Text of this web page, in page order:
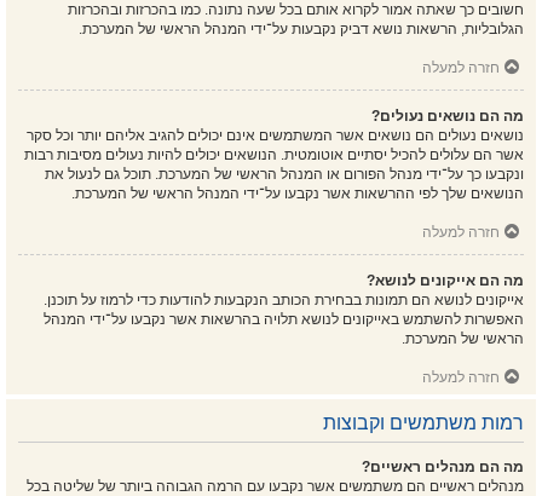
חשובים כך שאתה אמור לקרוא אותם בכל שעה נתונה. כמו בהכרזות ובהכרזות
הגלובליות, הרשאות נושא דביק נקבעות על־ידי המנהל הראשי של המערכת.
חזרה למעלה
מה הם נושאים נעולים?
נושאים נעולים הם נושאים אשר המשתמשים אינם יכולים להגיב אליהם יותר וכל סקר
אשר הם עלולים להכיל יסתיים אוטומטית. הנושאים יכולים להיות נעולים מסיבות רבות
ונקבעו כך על־ידי מנהל הפורום או המנהל הראשי של המערכת. תוכל גם לנעול את
הנושאים שלך לפי ההרשאות אשר נקבעו על־ידי המנהל הראשי של המערכת.
חזרה למעלה
מה הם אייקונים לנושא?
אייקונים לנושא הם תמונות בבחירת הכותב הנקבעות להודעות כדי לרמוז על תוכנן.
האפשרות להשתמש באייקונים לנושא תלויה בהרשאות אשר נקבעו על־ידי המנהל
הראשי של המערכת.
חזרה למעלה
רמות משתמשים וקבוצות
מה הם מנהלים ראשיים?
מנהלים ראשיים הם משתמשים אשר נקבעו עם הרמה הגבוהה ביותר של שליטה בכל